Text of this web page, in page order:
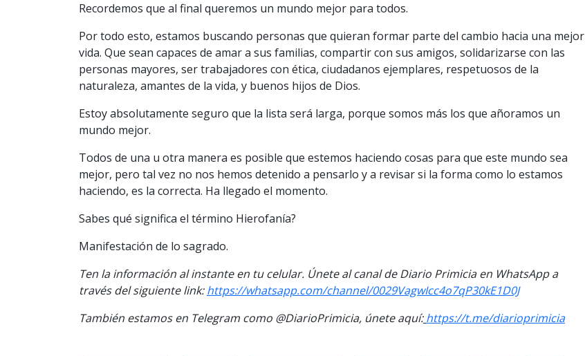
Recordemos que al final queremos un mundo mejor para todos.
Por todo esto, estamos buscando personas que quieran formar parte del cambio hacia una mejor
vida. Que sean capaces de amar a sus familias, compartir con sus amigos, solidarizarse con las
personas mayores, ser trabajadores con ética, ciudadanos ejemplares, respetuosos de la
naturaleza, amantes de la vida, y buenos hijos de Dios.
Estoy absolutamente seguro que la lista será larga, porque somos más los que añoramos un
mundo mejor.
Todos de una u otra manera es posible que estemos haciendo cosas para que este mundo sea
mejor, pero tal vez no nos hemos detenido a pensarlo y a revisar si la forma como lo estamos
haciendo, es la correcta. Ha llegado el momento.
Sabes qué significa el término Hierofanía?
Manifestación de lo sagrado.
Ten la información al instante en tu celular. Únete alcanalde Diario Primicia en WhatsApp a
través del siguientelink:https://whatsapp.com/channel/0029VagwIcc4o7qP30kE1D0J
También estamos en Telegram como @DiarioPrimicia, únete aquí: https://t.me/diarioprimicia